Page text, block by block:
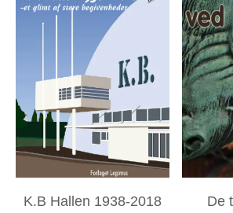
K.B Hallen 1938-2018
De